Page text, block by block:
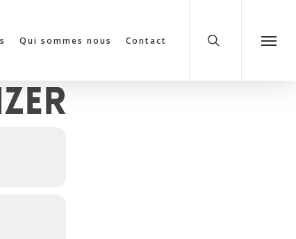
Qui sommes nous Contact Menu